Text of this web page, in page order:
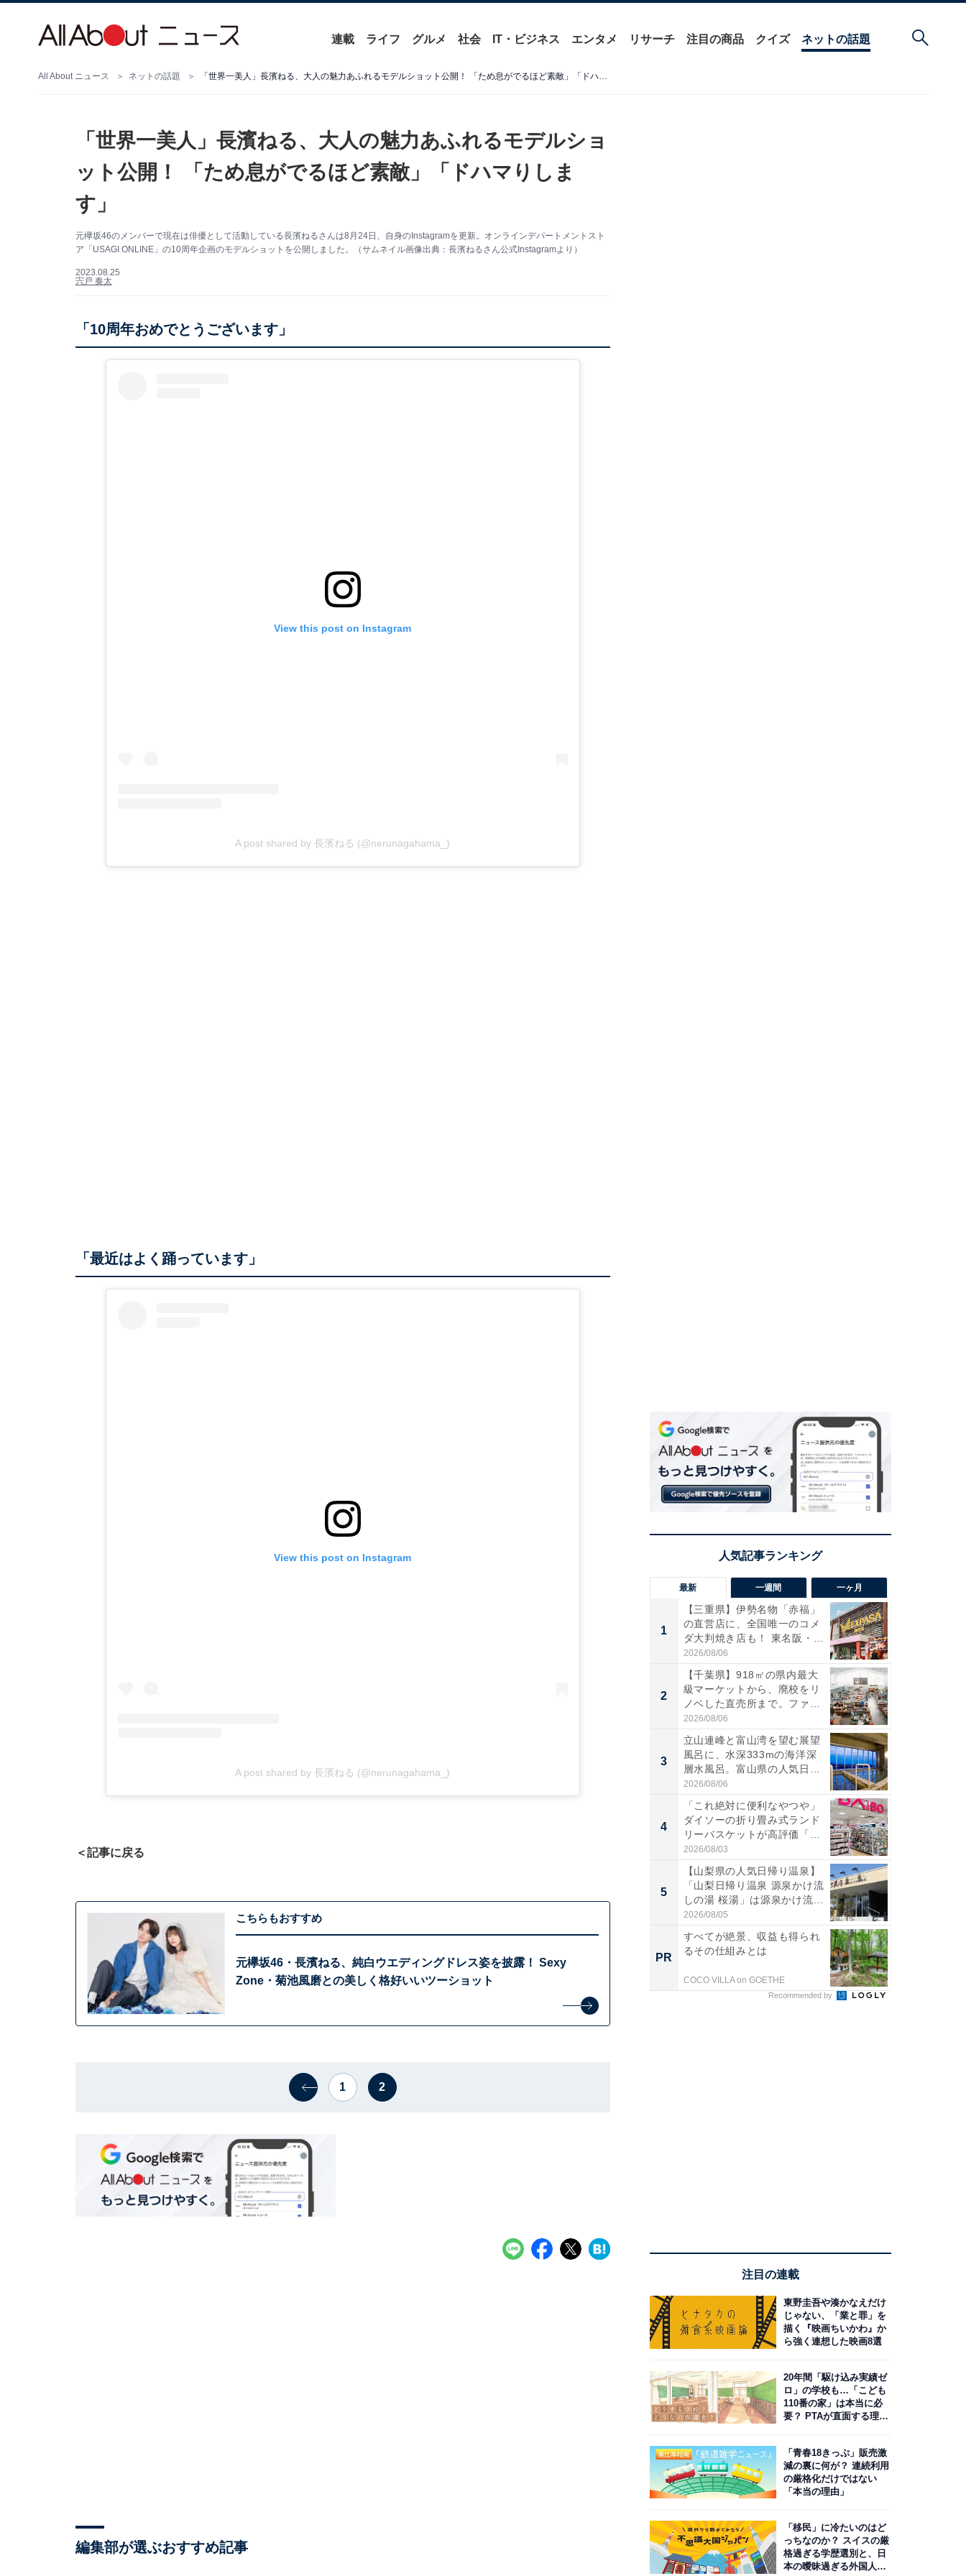
連載 ライフ グルメ 社会 IT・ビジネス エンタメ リサーチ 注目の商品 クイズ ネットの話題
All About ニュース ネットの話題 「世界一美人」長濱ねる、大人の魅力あふれるモデルショット公開！ 「ため息がでるほど素敵」「ドハマりします」
「世界一美人」長濱ねる、大人の魅力あふれるモデルショ
ット公開！ 「ため息がでるほど素敵」「ドハマりしま
す」
元欅坂46のメンバーで現在は俳優として活動している長濱ねるさんは8月24日、自身のInstagramを更新。オンラインデパートメントスト
ア「USAGI ONLINE」の10周年企画のモデルショットを公開しました。（サムネイル画像出典：長濱ねるさん公式Instagramより）
2023.08.25
宍戸 奏太
「10周年おめでとうございます」
View this post on Instagram
A post shared by 長濱ねる (@nerunagahama_)
「最近はよく踊っています」
View this post on Instagram
A post shared by 長濱ねる (@nerunagahama_)
＜記事に戻る
こちらもおすすめ
元欅坂46・長濱ねる、純白ウエディングドレス姿を披露！ Sexy
Zone・菊池風磨との美しく格好いいツーショット
1 2
編集部が選ぶおすすめ記事
最新 一週間 一ヶ月
1
【三重県】伊勢名物「赤福」
の直営店に、全国唯一のコメ
ダ大判焼き店も！ 東名阪・
伊...
2026/08/06
2
【千葉県】918㎡の県内最大
級マーケットから、廃校をリ
ノベした直売所まで。ファ
ー...
2026/08/06
3
立山連峰と富山湾を望む展望
風呂に、水深333mの海洋深
層水風呂。富山県の人気日
帰...
2026/08/06
4
「これ絶対に便利なやつや」
ダイソーの折り畳み式ランド
リーバスケットが高評価「使
わ...
2026/08/03
5
【山梨県の人気日帰り温泉】
「山梨日帰り温泉 源泉かけ流
しの湯 桜湯」は源泉かけ流...
2026/08/05
PR
すべてが絶景、収益も得られ
るその仕組みとは
COCO VILLA on GOETHE
Recommended by
注目の連載
東野圭吾や湊かなえだけ
じゃない、「業と罪」を
描く『映画ちいかわ』か
ら強く連想した映画8選
20年間「駆け込み実績ゼ
ロ」の学校も…「こども
110番の家」は本当に必
要？ PTAが直面する理想
「青春18きっぷ」販売激
減の裏に何が？ 連続利用
の厳格化だけではない
「本当の理由」
「移民」に冷たいのはど
っちなのか？ スイスの厳
格過ぎる学歴選別と、日
本の曖昧過ぎる外国人政